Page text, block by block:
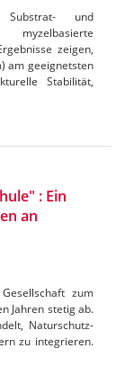
und
zeigen,
am geeignetsten
Stabilität,
: Ein
an
zum
Jahren stetig ab.
Naturschutz-
zu integrieren.